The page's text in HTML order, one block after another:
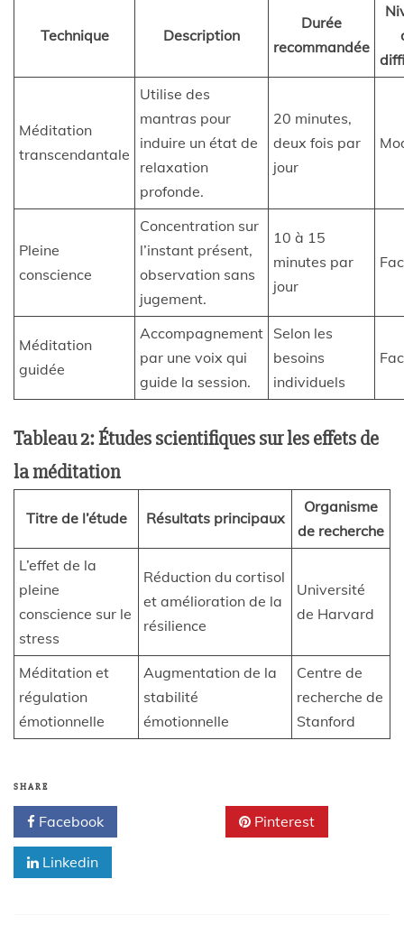
Technique Description
Durée
recommandée
Méditation
transcendantale
Utilise des
mantras pour
induire un état de
relaxation
profonde.
20 minutes,
deux fois par
jour
Pleine
conscience
Concentration sur
l’instant présent,
observation sans
jugement.
10 à 15
minutes par
jour
Méditation
guidée
Accompagnement
par une voix qui
guide la session.
Selon les
besoins
individuels
Tableau 2: Études scientifiques sur les effets de
la méditation
Titre de l’étude Résultats principaux
Organisme
de recherche
L’effet de la
pleine
conscience sur le
stress
Réduction du cortisol
et amélioration de la
résilience
Université
de Harvard
Méditation et
régulation
émotionnelle
Augmentation de la
stabilité
émotionnelle
Centre de
recherche de
Stanford
SHARE
Facebook Pinterest
Linkedin